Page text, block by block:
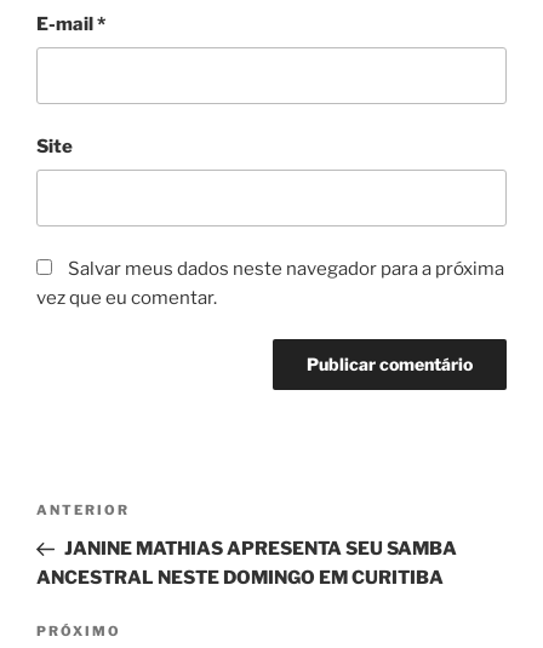
E-mail*
Site
Salvar meus dados neste navegador para a próxima
vez que eu comentar.
Navegação
Post
Post
anterior
ANTERIOR
JANINE MATHIAS APRESENTA SEU SAMBA
ANCESTRAL NESTE DOMINGO EM CURITIBA
Próximo
PRÓXIMO